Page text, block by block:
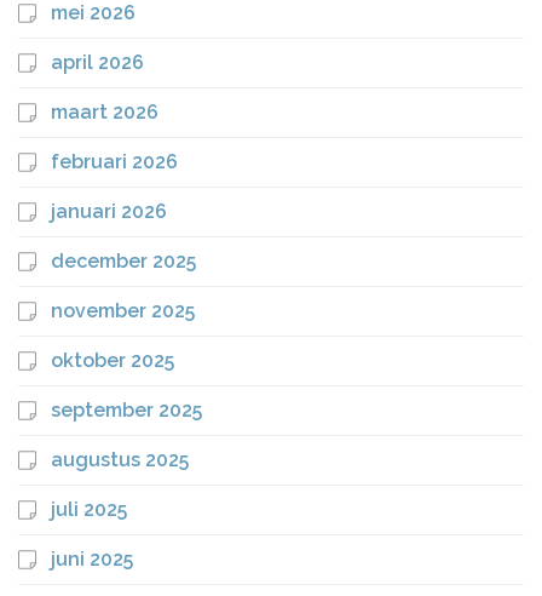
mei 2026
april 2026
maart 2026
februari 2026
januari 2026
december 2025
november 2025
oktober 2025
september 2025
augustus 2025
juli 2025
juni 2025